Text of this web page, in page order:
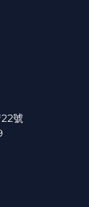
號